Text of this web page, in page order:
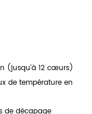
(jusqu'à 12 cœurs)
de température en
de décapage